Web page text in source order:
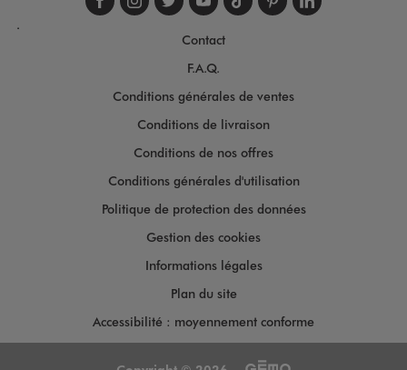
Suivez-nous sur
Suivez-nous sur
Suivez-nous sur
Suivez-nous
Suivez-nous
Suivez-
.
Contact
F.A.Q.
Conditions générales de ventes
Conditions de livraison
Conditions de nos offres
Conditions générales d'utilisation
Politique de protection des données
Gestion des cookies
Informations légales
Plan du site
Accessibilité : moyennement conforme